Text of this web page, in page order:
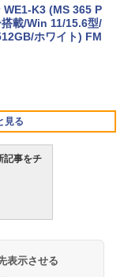
WE1-K3 (MS 365 P
載/Win 11/15.6型/
ホワイト) FM
見る
800 Robux 【限
を含む】 【オンラ
テキスト 第４版
優しい、かさばら
みやすい、6週間持
記事をチ
表示させる